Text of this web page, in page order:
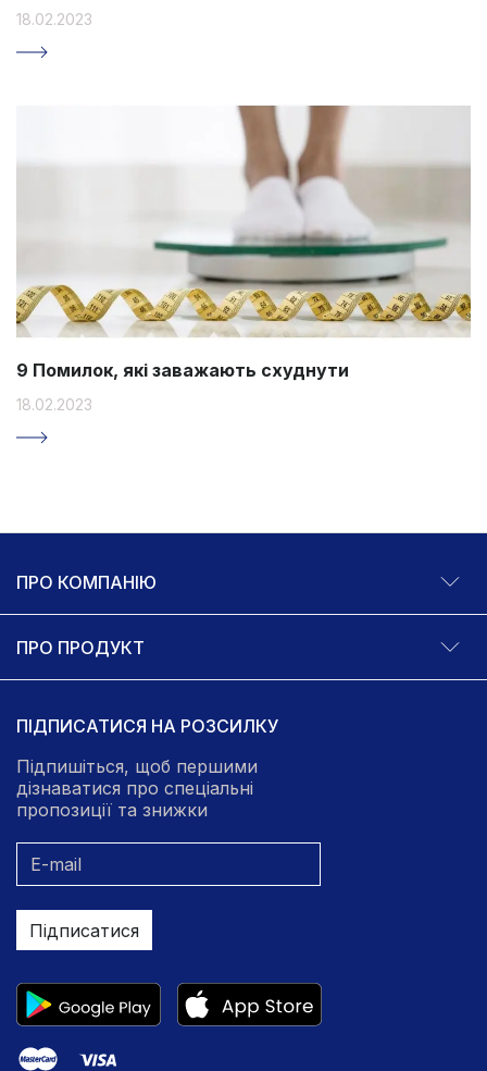
18.02.2023
9 Помилок, які заважають схуднути
18.02.2023
ПРО КОМПАНІЮ
ПРО ПРОДУКТ
ПІДПИСАТИСЯ НА РОЗСИЛКУ
Підпишіться, щоб першими
дізнаватися про спеціальні
пропозиції та знижки
Підписатися